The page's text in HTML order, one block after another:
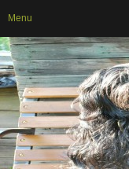
Menu